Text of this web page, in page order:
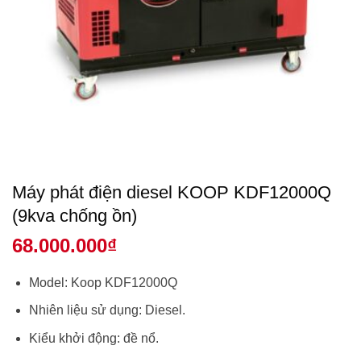
Máy phát điện diesel KOOP KDF12000Q
(9kva chống ồn)
68.000.000₫
Model: Koop KDF12000Q
Nhiên liệu sử dụng: Diesel.
Kiểu khởi động: đề nổ.